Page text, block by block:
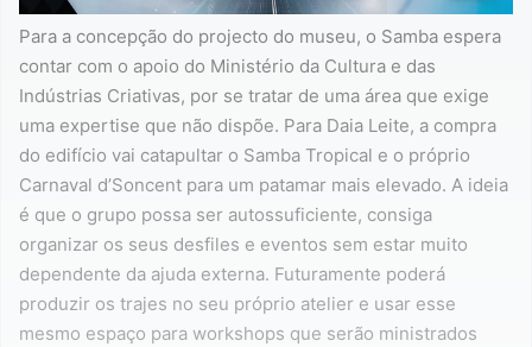
Para a concepção do projecto do museu, o Samba espera
contar com o apoio do Ministério da Cultura e das
Indústrias Criativas, por se tratar de uma área que exige
uma expertise que não dispõe. Para Daia Leite, a compra
do edifício vai catapultar o Samba Tropical e o próprio
Carnaval d’Soncent para um patamar mais elevado. A ideia
é que o grupo possa ser autossuficiente, consiga
organizar os seus desfiles e eventos sem estar muito
dependente da ajuda externa. Futuramente poderá
produzir os trajes no seu próprio atelier e usar esse
mesmo espaço para workshops que serão ministrados